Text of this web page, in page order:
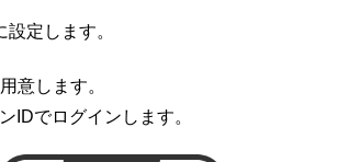
定します。
意します。
IDでログインします。